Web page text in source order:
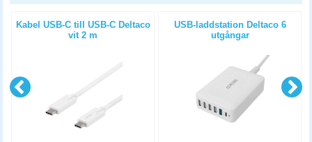
Kabel USB-C till USB-C Deltaco
vit 2 m
USB-laddstation Deltaco 6
utgångar